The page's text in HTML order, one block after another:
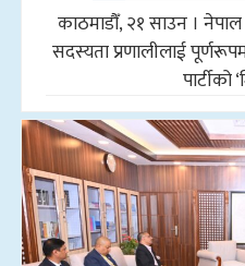
काठमाडौँ, २१ साउन । नेपाल
सदस्यता प्रणालीलाई
पार्टीको